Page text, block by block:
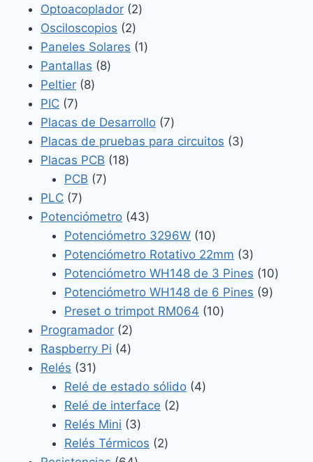
productos
Optoacoplador 22
Osciloscopios 22
productos
Paneles Solares 11
Pantallas 88
Peltier 88
PIC 77
productos
Placas de Desarrollo 77
productos
Placas de pruebas para circuitos 33
Placas PCB 1818
PCB 77
PLC 77
productos
Potenciómetro 4343
productos
Potenciómetro 3296W 1010
productos
Potenciómetro Rotativo 22mm 33
productos
Potenciómetro WH148 de 3 Pines 1010
Potenciómetro WH148 de 6 Pines 99
Preset o trimpot RM064 1010
Programador 22
productos
Raspberry Pi 44
Relés 3131
productos
Relé de estado sólido 44
Relé de interface 22
Relés Mini 33
productos
Relés Térmicos 22